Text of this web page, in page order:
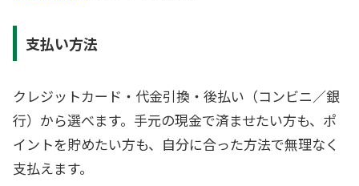
支払い方法
クレジットカード・代金引換・後払い（コンビニ／銀
行）から選べます。手元の現金で済ませたい方も、ポ
イントを貯めたい方も、自分に合った方法で無理なく
支払えます。